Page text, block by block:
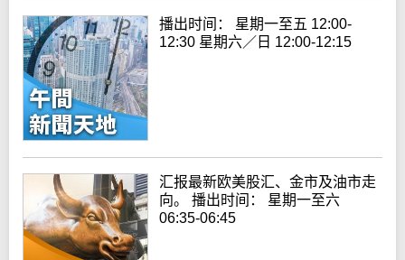
播出时间： 星期一至五 12:00-
12:30 星期六／日 12:00-12:15
汇报最新欧美股汇、金市及油市走
向。 播出时间： 星期一至六
06:35-06:45